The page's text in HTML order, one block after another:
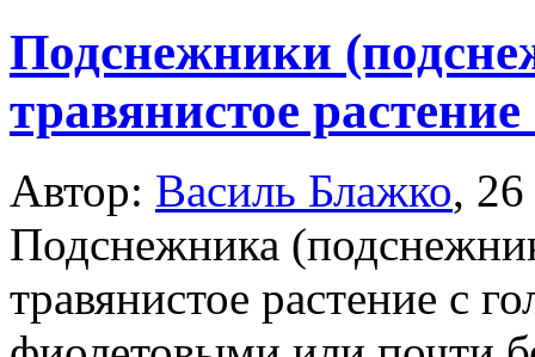
Подснежники
травянистое
Автор: Василь Блажко,
Подснежника
травянистое растение с